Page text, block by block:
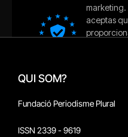
QUI SOM?
Fundació Periodisme Plural
ISSN 2339 - 9619